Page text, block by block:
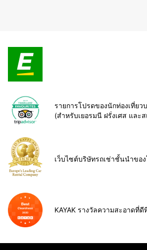
รายการโปรดของนักท่องเที่ยว
(สำหรับเยอรมนี ฝรั่งเศส และ
เว็บไซต์บริษัทรถเช่าชั้นนำขอ
KAYAK รางวัลความสะอาดที่